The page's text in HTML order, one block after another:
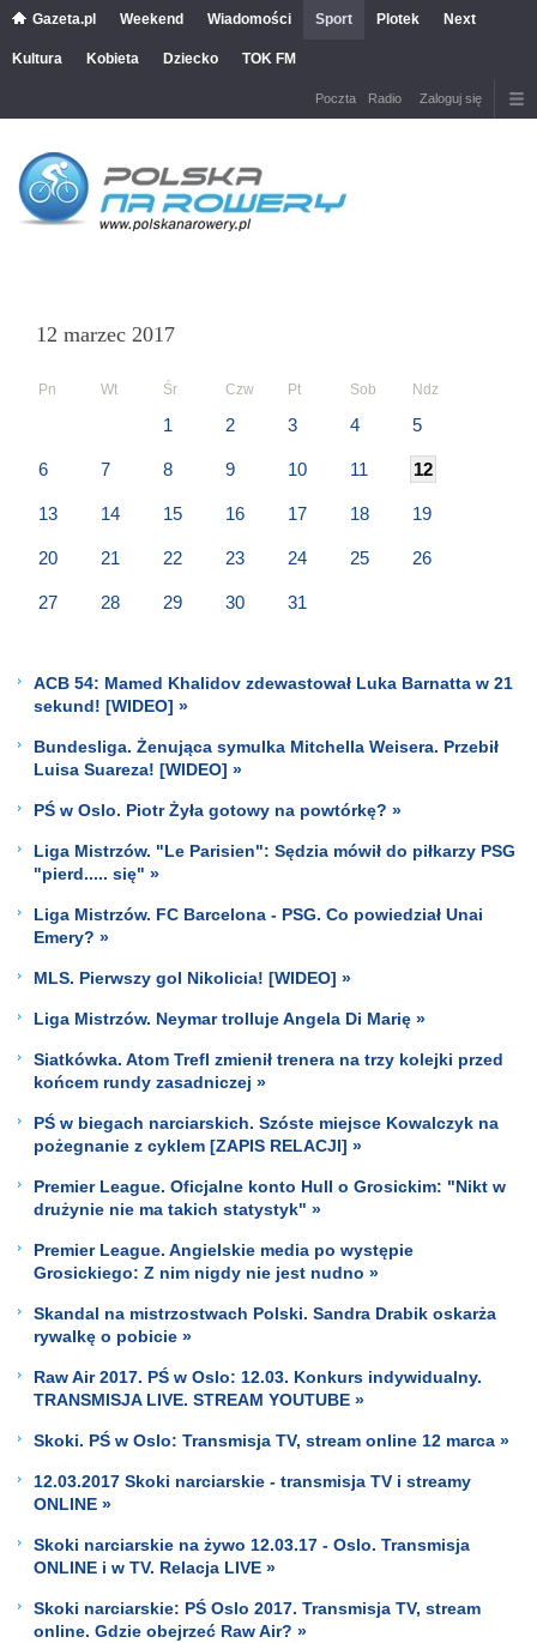
Gazeta.pl Weekend Wiadomości Sport Plotek Next
Kultura Kobieta Dziecko TOK FM
Poczta Radio Zaloguj się
12 marzec 2017
Pn Wt Śr Czw Pt Sob Ndz
1 2 3 4 5
6 7 8 9 10 11 12
13 14 15 16 17 18 19
20 21 22 23 24 25 26
27 28 29 30 31
ACB 54: Mamed Khalidov zdewastował Luka Barnatta w 21
sekund! [WIDEO] »
Bundesliga. Żenująca symulka Mitchella Weisera. Przebił
Luisa Suareza! [WIDEO] »
PŚ w Oslo. Piotr Żyła gotowy na powtórkę? »
Liga Mistrzów. "Le Parisien": Sędzia mówił do piłkarzy PSG
"pierd..... się" »
Liga Mistrzów. FC Barcelona - PSG. Co powiedział Unai
Emery? »
MLS. Pierwszy gol Nikolicia! [WIDEO] »
Liga Mistrzów. Neymar trolluje Angela Di Marię »
Siatkówka. Atom Trefl zmienił trenera na trzy kolejki przed
końcem rundy zasadniczej »
PŚ w biegach narciarskich. Szóste miejsce Kowalczyk na
pożegnanie z cyklem [ZAPIS RELACJI] »
Premier League. Oficjalne konto Hull o Grosickim: "Nikt w
drużynie nie ma takich statystyk" »
Premier League. Angielskie media po występie
Grosickiego: Z nim nigdy nie jest nudno »
Skandal na mistrzostwach Polski. Sandra Drabik oskarża
rywalkę o pobicie »
Raw Air 2017. PŚ w Oslo: 12.03. Konkurs indywidualny.
TRANSMISJA LIVE. STREAM YOUTUBE »
Skoki. PŚ w Oslo: Transmisja TV, stream online 12 marca »
12.03.2017 Skoki narciarskie - transmisja TV i streamy
ONLINE »
Skoki narciarskie na żywo 12.03.17 - Oslo. Transmisja
ONLINE i w TV. Relacja LIVE »
Skoki narciarskie: PŚ Oslo 2017. Transmisja TV, stream
online. Gdzie obejrzeć Raw Air? »